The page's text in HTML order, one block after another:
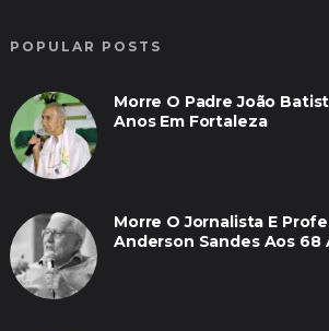
POPULAR POSTS
Morre O Padre João
Anos Em Fortaleza
Morre O Jornalista E
Anderson Sandes Aos 68